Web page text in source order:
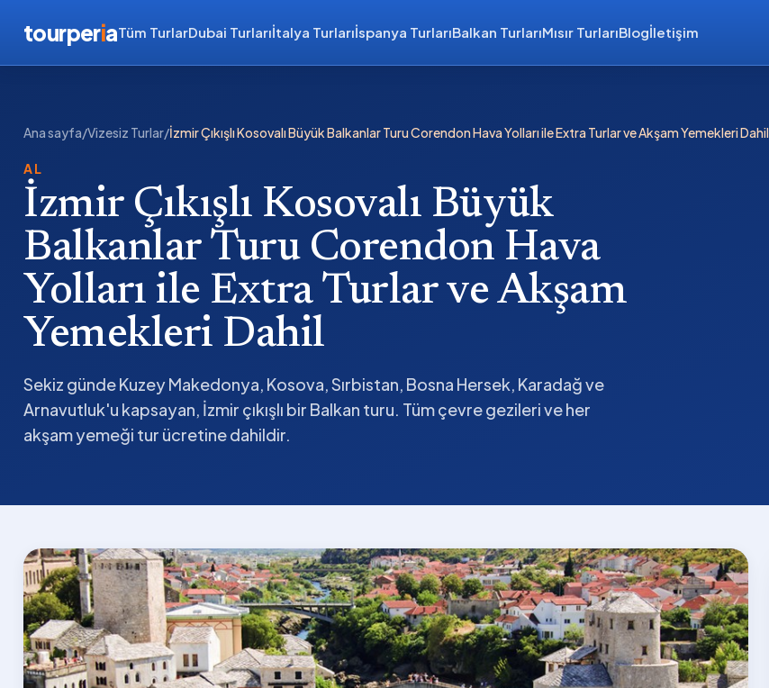
tourperiaTüm TurlarDubai Turlarıİtalya Turlarıİspanya TurlarıBalkan TurlarıMısır TurlarıBlogİletişim
Ana sayfa/Vizesiz Turlar/İzmir Çıkışlı Kosovalı Büyük Balkanlar Turu Corendon Hava Yolları ile Extra Turlar ve Akşam Yemekleri Dahil
AL
İzmir Çıkışlı Kosovalı Büyük
Balkanlar Turu Corendon Hava
Yolları ile Extra Turlar ve Akşam
Yemekleri Dahil
Sekiz günde Kuzey Makedonya, Kosova, Sırbistan, Bosna Hersek, Karadağ ve
Arnavutluk'u kapsayan, İzmir çıkışlı bir Balkan turu. Tüm çevre gezileri ve her
akşam yemeği tur ücretine dahildir.